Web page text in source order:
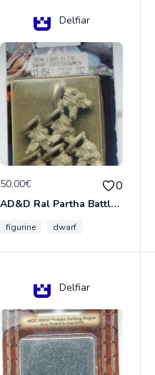
Delfiar
50.00€ 0
AD&D Ral Partha Battlesystem Miniatures Pack Iron Lord Dwarf Crossbowmen 11-854
figurine dwarf
Delfiar